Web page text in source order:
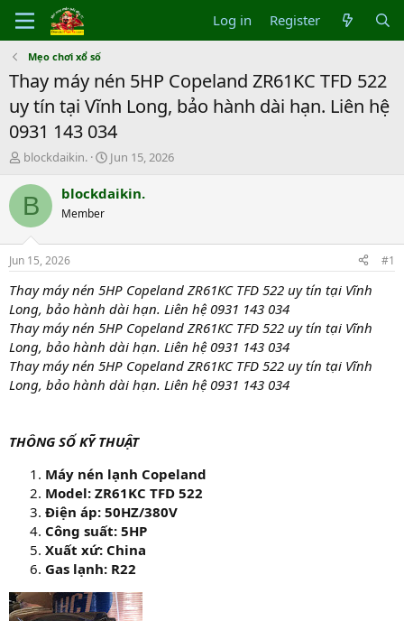
Log in Register
Mẹo chơi xổ số
Thay máy nén 5HP Copeland ZR61KC TFD 522
uy tín tại Vĩnh Long, bảo hành dài hạn. Liên hệ
0931 143 034
T
r
e
d
t
a
t
e
r
blockdaikin.
S
a
t
e
Jun 15, 2026
B blockdaikin.
Member
Jun 15, 2026 #1
Thay máy nén 5HP Copeland ZR61KC TFD 522 uy tín tại Vĩnh
Long, bảo hành dài hạn. Liên hệ 0931 143 034
Thay máy nén 5HP Copeland ZR61KC TFD 522 uy tín tại Vĩnh
Long, bảo hành dài hạn. Liên hệ 0931 143 034
Thay máy nén 5HP Copeland ZR61KC TFD 522 uy tín tại Vĩnh
Long, bảo hành dài hạn. Liên hệ 0931 143 034
THÔNG SỐ KỸ THUẬT
Máy nén lạnh Copeland
Model: ZR61KC TFD 522
Điện áp: 50HZ/380V
Công suất: 5HP
Xuất xứ: China
Gas lạnh: R22